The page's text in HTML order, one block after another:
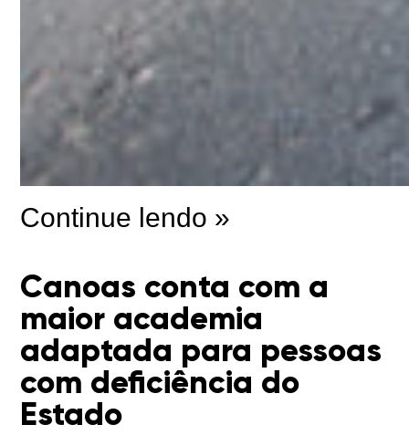
Continue lendo »
Canoas conta com a
maior academia
adaptada para pessoas
com deficiência do
Estado